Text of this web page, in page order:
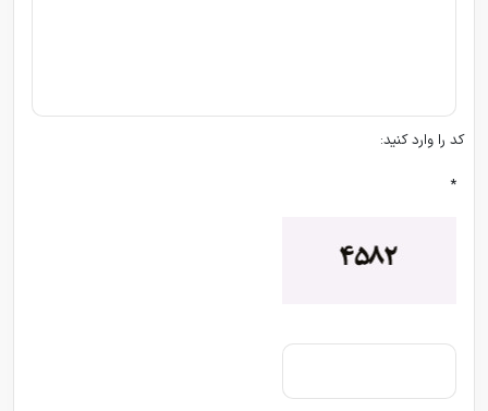
کد را وارد کنید:
*